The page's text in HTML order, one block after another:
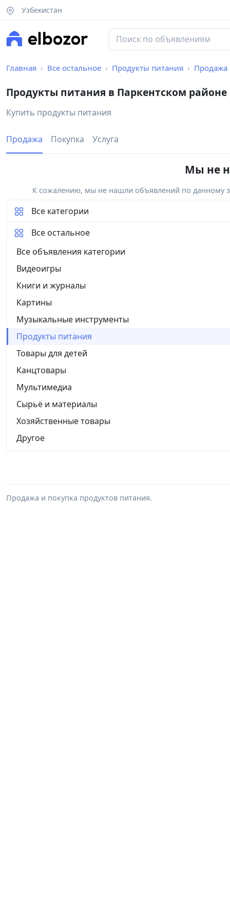
Узбекистан
Главная Все остальное Продукты питания Продажа
Продукты питания в Паркентском районе
Купить продукты питания
Продажа Покупка Услуга
Мы не
К сожалению, мы не нашли объявлений по данному
Все категории
Все остальное
Все объявления категории
Видеоигры
Книги и журналы
Картины
Музыкальные инструменты
Продукты питания
Товары для детей
Канцтовары
Мультимедиа
Сырьё и материалы
Хозяйственные товары
Другое
Продажа и покупка продуктов питания.